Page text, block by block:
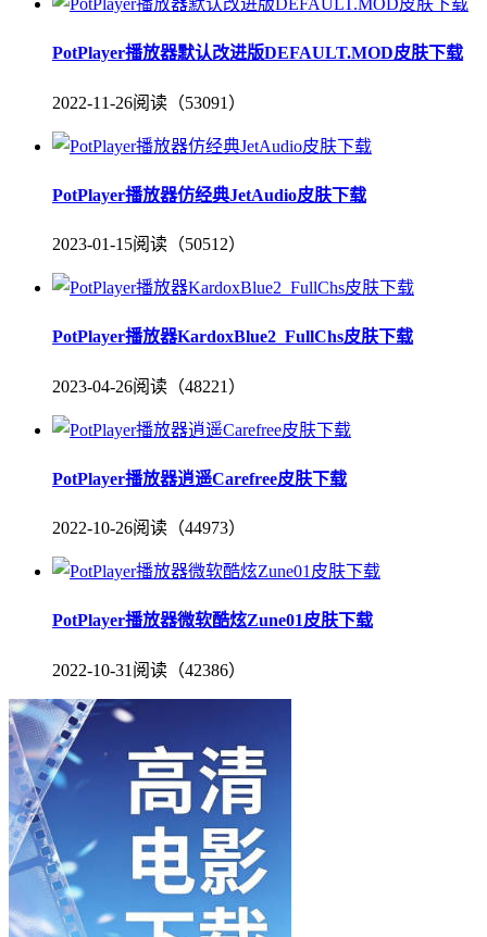
PotPlayer播放器默认改进版DEFAULT.MOD皮肤下载
2022-11-26阅读（53091）
PotPlayer播放器仿经典JetAudio皮肤下载
2023-01-15阅读（50512）
PotPlayer播放器KardoxBlue2_FullChs皮肤下载
2023-04-26阅读（48221）
PotPlayer播放器逍遥Carefree皮肤下载
2022-10-26阅读（44973）
PotPlayer播放器微软酷炫Zune01皮肤下载
2022-10-31 阅读（42386）